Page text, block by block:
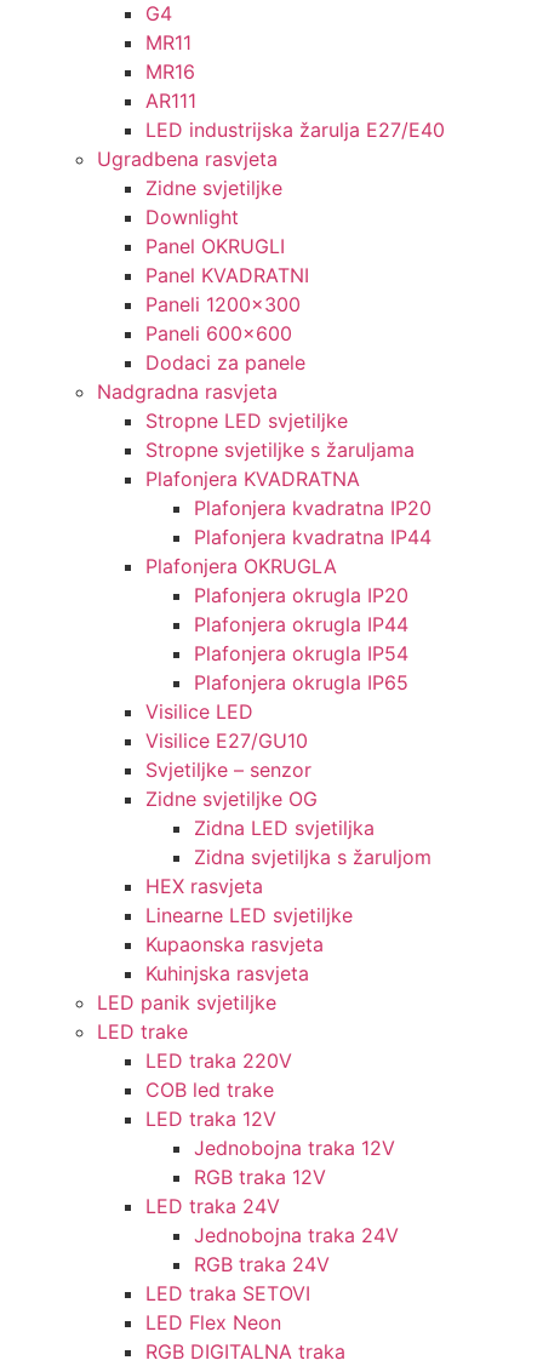
G4
MR11
MR16
AR111
LED industrijska žarulja E27/E40
Ugradbena rasvjeta
Zidne svjetiljke
Downlight
Panel OKRUGLI
Panel KVADRATNI
Paneli 1200×300
Paneli 600×600
Dodaci za panele
Nadgradna rasvjeta
Stropne LED svjetiljke
Stropne svjetiljke s žaruljama
Plafonjera KVADRATNA
Plafonjera kvadratna IP20
Plafonjera kvadratna IP44
Plafonjera OKRUGLA
Plafonjera okrugla IP20
Plafonjera okrugla IP44
Plafonjera okrugla IP54
Plafonjera okrugla IP65
Visilice LED
Visilice E27/GU10
Svjetiljke – senzor
Zidne svjetiljke OG
Zidna LED svjetiljka
Zidna svjetiljka s žaruljom
HEX rasvjeta
Linearne LED svjetiljke
Kupaonska rasvjeta
Kuhinjska rasvjeta
LED panik svjetiljke
LED trake
LED traka 220V
COB led trake
LED traka 12V
Jednobojna traka 12V
RGB traka 12V
LED traka 24V
Jednobojna traka 24V
RGB traka 24V
LED traka SETOVI
LED Flex Neon
RGB DIGITALNA traka